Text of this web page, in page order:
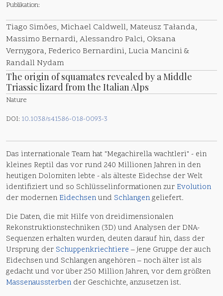
Publikation:
Tiago Simões, Michael Caldwell, Mateusz Tałanda,
Massimo Bernardi, Alessandro Palci, Oksana
Vernygora, Federico Bernardini, Lucia Mancini &
Randall Nydam
The origin of squamates revealed by a Middle
Triassic lizard from the Italian Alps
Nature
DOI: 10.1038/s41586-018-0093-3
Das internationale Team hat "Megachirella wachtleri" - ein
kleines Reptil das vor rund 240 Millionen Jahren in den
heutigen Dolomiten lebte - als älteste Eidechse der Welt
identifiziert und so Schlüsselinformationen zur Evolution
der modernen Eidechsenund Schlangengeliefert.
Die Daten, die mit Hilfe von dreidimensionalen
Rekonstruktionstechniken (3D) und Analysen der DNA-
Sequenzen erhalten wurden, deuten darauf hin, dass der
Ursprung der Schuppenkriechtiere – jene Gruppe der auch
Eidechsen und Schlangen angehören – noch älter ist als
gedacht und vor über 250 Million Jahren, vor dem größten
Massenaussterben der Geschichte, anzusetzen ist.